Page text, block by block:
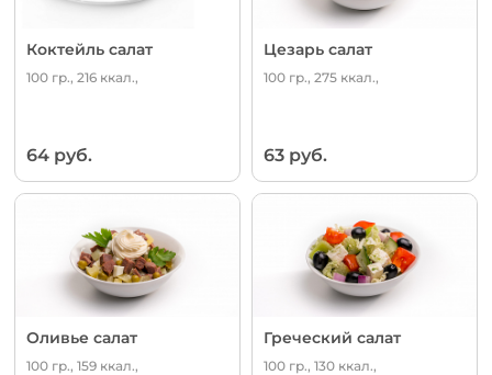
Коктейль салат
100 гр., 216 ккал.,
64 руб.
Цезарь салат
100 гр., 275 ккал.,
63 руб.
Оливье салат
100 гр., 159 ккал.,
Греческий салат
100 гр., 130 ккал.,